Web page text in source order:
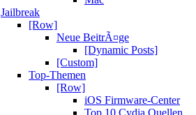
Jailbreak
[Row]
Neue BeitrÃ¤ge
[Dynamic Posts]
[Custom]
Top-Themen
[Row]
iOS Firmware-Center
Top 10 Cydia Quellen